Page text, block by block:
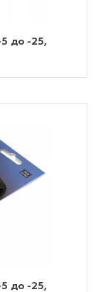
до -25,
до -25,